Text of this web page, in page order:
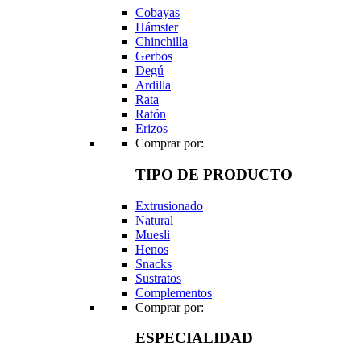
Cobayas
Hámster
Chinchilla
Gerbos
Degú
Ardilla
Rata
Ratón
Erizos
Comprar por:
TIPO DE PRODUCTO
Extrusionado
Natural
Muesli
Henos
Snacks
Sustratos
Complementos
Comprar por:
ESPECIALIDAD